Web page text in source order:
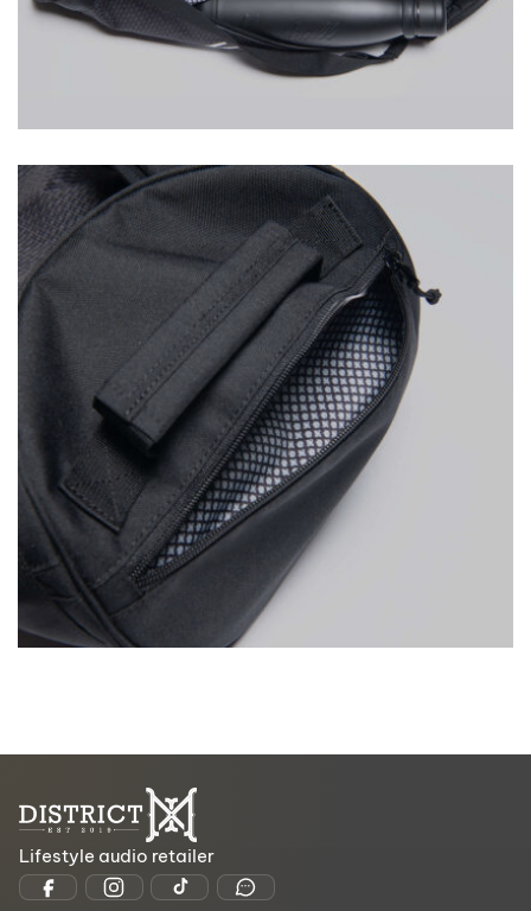
Lifestyle audio retailer